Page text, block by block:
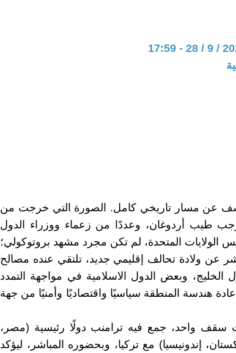
عن مسار تاريخي كامل. الصورة التي خرجت من
طيب أردوغان، وعددًا من زعماء ووزراء الدول
الولايات المتحدة، لم تكن مجرد مشهد بروتوكولي؛
عن ولادة تحالف إقليمي جديد، تلتقي عنده مصالح
الخليج، وبعض الدول الاسلامية في مواجهة التمدد
هندسة المنطقة سياسيًا واقتصاديًا وأمنيًا من جهة
سقف واحد، جمع فيه ترامنب دولًا رئيسية (مصر،
إندونيسيا) مع تركيا، وبحضوره المباشر، ليؤكد